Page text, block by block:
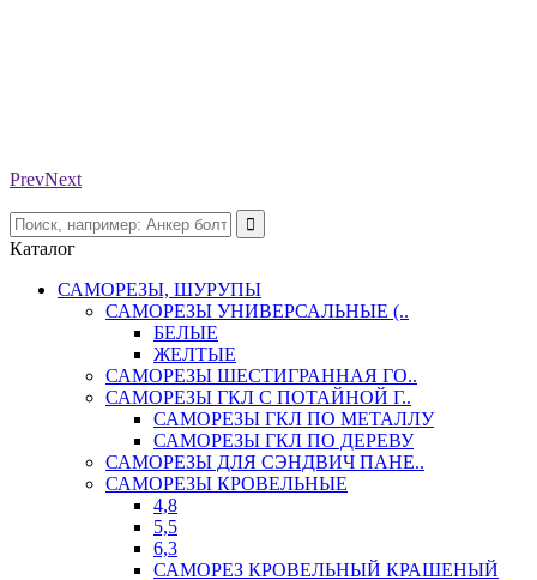
PrevNext
Каталог
САМОРЕЗЫ, ШУРУПЫ
САМОРЕЗЫ УНИВЕРСАЛЬНЫЕ (..
БЕЛЫЕ
ЖЕЛТЫЕ
САМОРЕЗЫ ШЕСТИГРАННАЯ ГО..
САМОРЕЗЫ ГКЛ С ПОТАЙНОЙ Г..
САМОРЕЗЫ ГКЛ ПО МЕТАЛЛУ
САМОРЕЗЫ ГКЛ ПО ДЕРЕВУ
САМОРЕЗЫ ДЛЯ СЭНДВИЧ ПАНЕ..
САМОРЕЗЫ КРОВЕЛЬНЫЕ
4,8
5,5
6,3
САМОРЕЗ КРОВЕЛЬНЫЙ КРАШЕНЫЙ